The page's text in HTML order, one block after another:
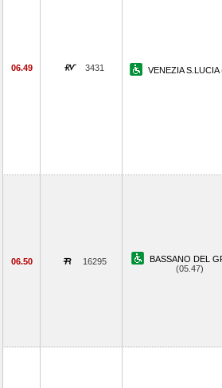
06.49 3431 VENEZIA S.LUCIA
06.50 16295
BASSANO DEL
(05.47)